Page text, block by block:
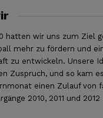
hatten wir uns zum Ziel
mehr zu fördern und
zu entwickeln. Unsere
Zuspruch, und so kam
einen Zulauf von
2010, 2011 und